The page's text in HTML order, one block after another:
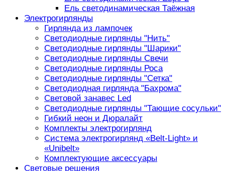
Ель светодинамическая Таёжная
Электрогирлянды
Гирлянда из лампочек
Светодиодные гирлянды "Нить"
Светодиодные гирлянды "Шарики"
Светодиодные гирлянды Свечи
Светодиодные гирлянды Роса
Светодиодные гирлянды "Сетка"
Светодиодная гирлянда "Бахрома"
Световой занавес Led
Светодиодные гирлянды "Тающие сосульки"
Гибкий неон и Дюралайт
Комплекты электрогирлянд
Система электрогирлянд «Belt-Light» и
«Unibelt»
Комплектующие аксессуары
Световые решения